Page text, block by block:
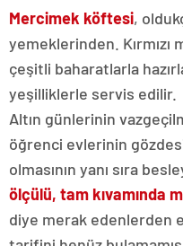
Mercimek köftesi,
yemeklerinden.
çeşitli baharatlarla
yeşilliklerle servis edilir.
Altın günlerinin
öğrenci evlerinin
olmasının yanı sıra
ölçülü, tam kıvamında
diye merak edenlerden